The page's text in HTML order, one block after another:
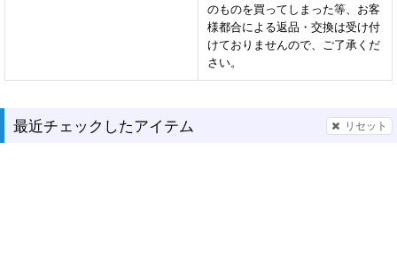
のものを買ってしまった等、お客
様都合による返品・交換は受け付
けておりませんので、ご了承くだ
さい。
最近チェックしたアイテム リセット